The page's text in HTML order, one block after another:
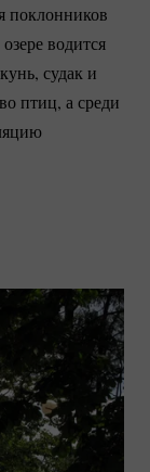
поклонников
водится
судак и
птиц, а среди